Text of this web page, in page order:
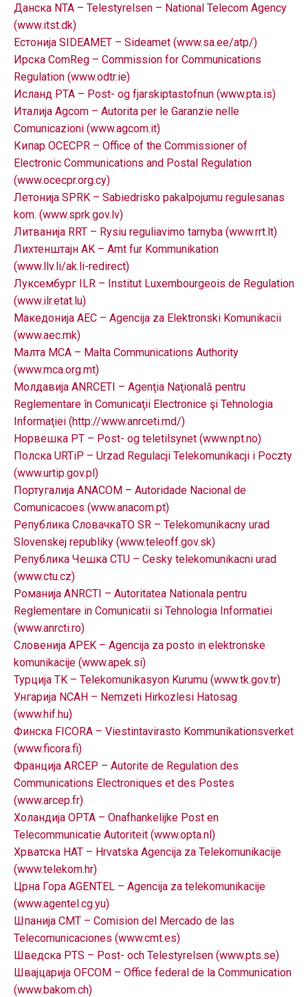
Данска NTA – Telestyrelsen – National Telecom Agency
(www.itst.dk)
Естонија SIDEAMET – Sideamet (www.sa.ee/atp/)
Ирска ComReg – Commission for Communications
Regulation (www.odtr.ie)
Исланд PTA – Post- og fjarskiptastofnun (www.pta.is)
Италија Agcom – Autorita per le Garanzie nelle
Comunicazioni (www.agcom.it)
Кипар OCECPR – Office of the Commissioner of
Electronic Communications and Postal Regulation
(www.ocecpr.org.cy)
Летонија SPRK – Sabiedrisko pakalpojumu regulesanas
kom. (www.sprk.gov.lv)
Литванија RRT – Rysiu reguliavimo tarnyba (www.rrt.lt)
Лихтенштајн AK – Amt fur Kommunikation
(www.llv.li/ak.li-redirect)
Луксембург ILR – Institut Luxembourgeois de Regulation
(www.ilr.etat.lu)
Македонија AEC – Agencija za Elektronski Komunikacii
(www.aec.mk)
Малта MCA – Malta Communications Authority
(www.mca.org.mt)
Молдавија ANRCETI – Agenţia Naţională pentru
Reglementare în Comunicaţii Electronice şi Tehnologia
Informaţiei (http://www.anrceti.md/)
Норвешка PT – Post- og teletilsynet (www.npt.no)
Полска URTiP – Urzad Regulacji Telekomunikacji i Poczty
(www.urtip.gov.pl)
Португалија ANACOM – Autoridade Nacional de
Comunicacoes (www.anacom.pt)
Република СловачкаTO SR – Telekomunikacny urad
Slovenskej republiky (www.teleoff.gov.sk)
Република Чешка CTU – Cesky telekomunikacni urad
(www.ctu.cz)
Романија ANRCTI – Autoritatea Nationala pentru
Reglementare in Comunicatii si Tehnologia Informatiei
(www.anrcti.ro)
Словенија APEK – Agencija za posto in elektronske
komunikacije (www.apek.si)
Турција TK – Telekomunikasyon Kurumu (www.tk.gov.tr)
Унгарија NCAH – Nemzeti Hirkozlesi Hatosag
(www.hif.hu)
Финска FICORA – Viestintavirasto Kommunikationsverket
(www.ficora.fi)
Франција ARCEP – Autorite de Regulation des
Communications Electroniques et des Postes
(www.arcep.fr)
Холандија OPTA – Onafhankelijke Post en
Telecommunicatie Autoriteit (www.opta.nl)
Хрватска HAT – Hrvatska Agencija za Telekomunikacije
(www.telekom.hr)
Црна Гора AGENTEL – Agencija za telekomunikacije
(www.agentel.cg.yu)
Шпанија CMT – Comision del Mercado de las
Telecomunicaciones (www.cmt.es)
Шведска PTS – Post- och Telestyrelsen (www.pts.se)
Швајцарија OFCOM – Office federal de la Communication
(www.bakom.ch)